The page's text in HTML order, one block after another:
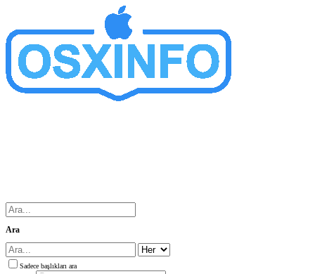
Ara
Sadece başlıkları ara